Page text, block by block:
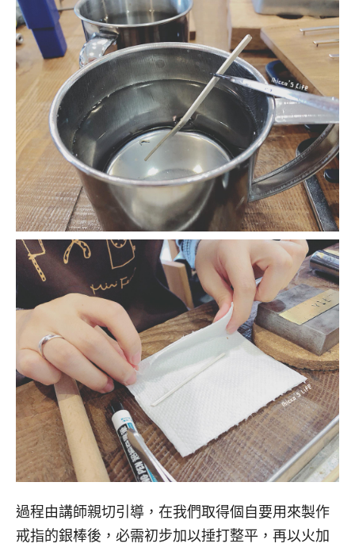
過程由講師親切引導，在我們取得個自要用來製作
戒指的銀棒後，必需初步加以捶打整平，再以火加